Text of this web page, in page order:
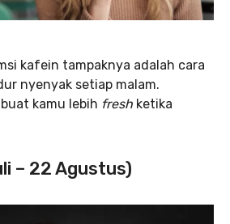
kafein tampaknya adalah cara
nyenyak setiap malam.
kamu lebih fresh ketika
– 22 Agustus)